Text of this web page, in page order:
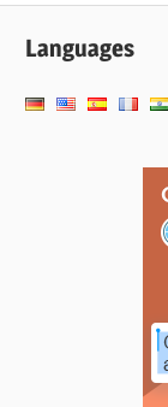
航
Languages